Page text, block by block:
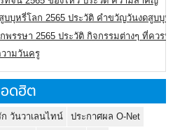
บบุหรี่โลก 2565 ประวัติ คำขวัญวันงดสูบบุหรี่โลก
พรรษา 2565 ประวัติ กิจกรรมต่างๆ ที่ควรปฏิบัติ
วามวันครู
ดฮิต
วันวาเลนไทน์
ประกาศผล O-Net